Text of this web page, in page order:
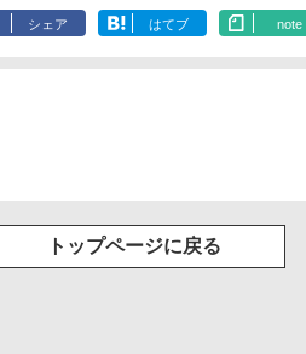
シェア はてブ note
トップページに戻る